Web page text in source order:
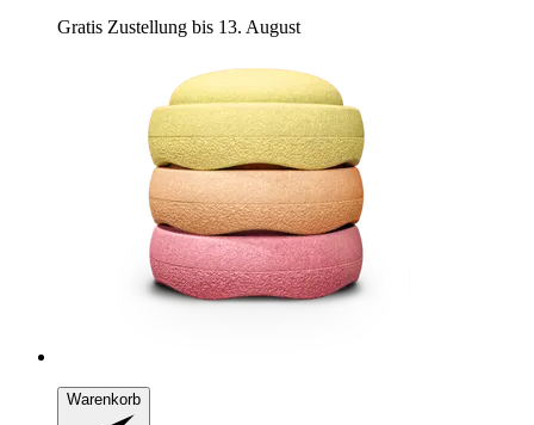
Gratis Zustellung bis 13. August
Warenkorb